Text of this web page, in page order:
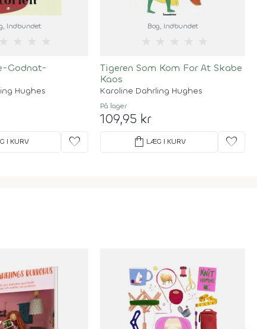
, Indbundet
Godnat-
Hughes
I KURV favorite
Bog, Indbundet
Tigeren Som Kom For At Skabe
Kaos
Karoline Dahrling Hughes
På lager
109,95 kr
shopping_bag LÆG I KURV favorite